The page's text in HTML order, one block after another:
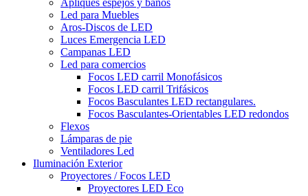
Apliques espejos y baños
Led para Muebles
Aros-Discos de LED
Luces Emergencia LED
Campanas LED
Led para comercios
Focos LED carril Monofásicos
Focos LED carril Trifásicos
Focos Basculantes LED rectangulares.
Focos Basculantes-Orientables LED redondos
Flexos
Lámparas de pie
Ventiladores Led
Iluminación Exterior
Proyectores / Focos LED
Proyectores LED Eco